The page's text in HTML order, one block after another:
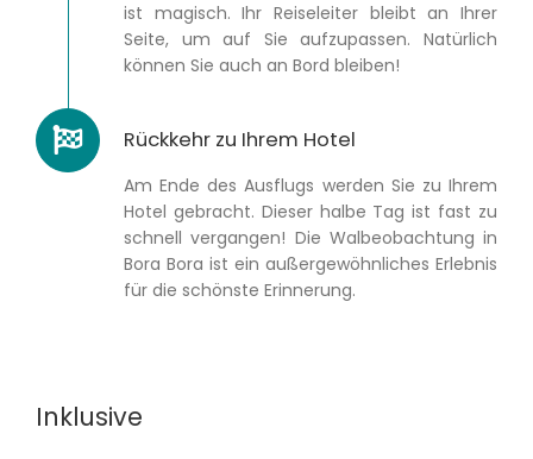
ist magisch. Ihr Reiseleiter bleibt an Ihrer
Seite, um auf Sie aufzupassen. Natürlich
können Sie auch an Bord bleiben!
Rückkehr zu Ihrem Hotel
Am Ende des Ausflugs werden Sie zu Ihrem
Hotel gebracht. Dieser halbe Tag ist fast zu
schnell vergangen! Die Walbeobachtung in
Bora Bora ist ein außergewöhnliches Erlebnis
für die schönste Erinnerung.
Inklusive